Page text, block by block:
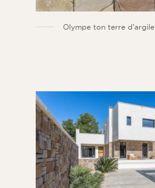
Olympe ton terre d’argile